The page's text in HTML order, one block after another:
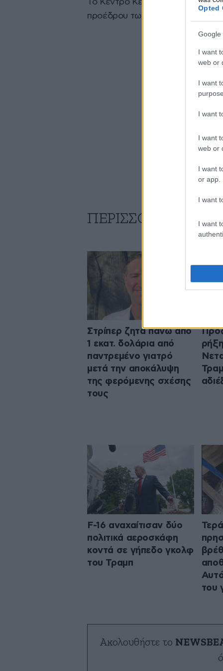
Opted
Google
I want
web or
I want
I want
I want
web or
I want
or app.
I want
I want
Το Κέντρο Κένεντι άνοιξε το
προέδρου των ΗΠΑ, Τζον Φ.
ΠΕΡΙΣΣΟΤΕΡΑ
Στρίπερ ζητά πάνω από
1 εκατ. δολάρια από
παντρεμένο γιατρό
μετά την αποκάλυψη
της φερόμενης σχέσης
τους
F-16 αναχαίτισαν δύο
πολιτικά αεροσκάφη
κοντά σε γήπεδο γκολφ
του Τραμπ
του
Ακολουθήστε το